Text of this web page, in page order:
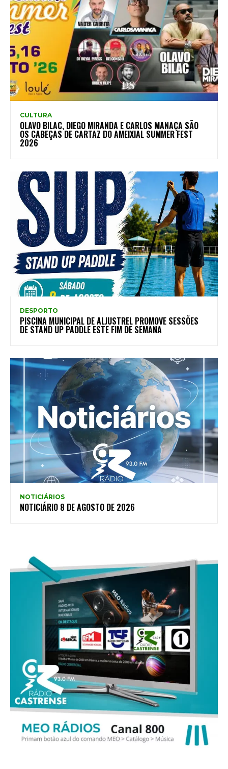
CULTURA
OLAVO BILAC, DIEGO MIRANDA E CARLOS MANAÇA SÃO
OS CABEÇAS DE CARTAZ DO AMEIXIAL SUMMER FEST
2026
DESPORTO
PISCINA MUNICIPAL DE ALJUSTREL PROMOVE SESSÕES
DE STAND UP PADDLE ESTE FIM DE SEMANA
NOTICIÁRIOS
NOTICIÁRIO 8 DE AGOSTO DE 2026